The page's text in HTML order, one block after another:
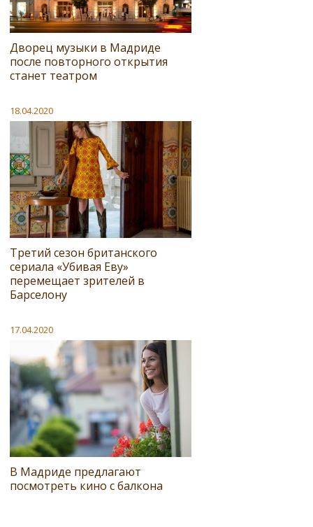
Дворец музыки в Мадриде
после повторного открытия
станет театром
18.04.2020
Третий сезон британского
сериала «Убивая Еву»
перемещает зрителей в
Барселону
17.04.2020
В Мадриде предлагают
посмотреть кино с балкона